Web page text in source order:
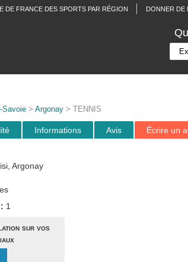
DE FRANCE DES SPORTS PAR RÉGION DONNER DE
Savoie> Argonay> TENNIS
Informations Avis Écrire un
Argonay
1
sur vos